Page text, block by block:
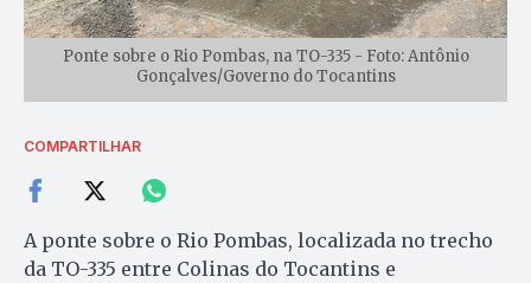
Ponte sobre o Rio Pombas, na TO-335 - Foto: Antônio
Gonçalves/Governo do Tocantins
COMPARTILHAR
A ponte sobre o Rio Pombas, localizada no trecho
da TO-335 entre Colinas do Tocantins e